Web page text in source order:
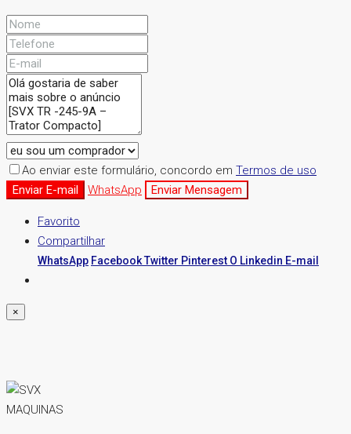
Ao enviar este formulário, concordo em Termos de uso
Enviar E-mail
WhatsApp Enviar Mensagem
Favorito
Compartilhar
WhatsApp FacebookTwitter Pinterest O Linkedin E-mail
×